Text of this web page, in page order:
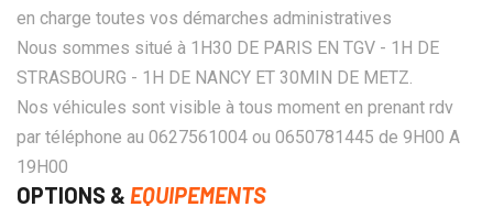
en charge toutes vos démarches administratives
Nous sommes situé à 1H30 DE PARIS EN TGV - 1H DE
STRASBOURG - 1H DE NANCY ET 30MIN DE METZ.
Nos véhicules sont visible à tous moment en prenant rdv
par téléphone au 0627561004 ou 0650781445 de 9H00 A
19H00
OPTIONS & EQUIPEMENTS